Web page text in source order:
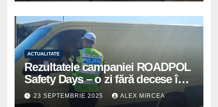
ACTUALITATE
Rezultatele campaniei ROADPOL
Safety Days – o zi fără decese în
trafic
23 SEPTEMBRIE 2025 ALEX MIRCEA